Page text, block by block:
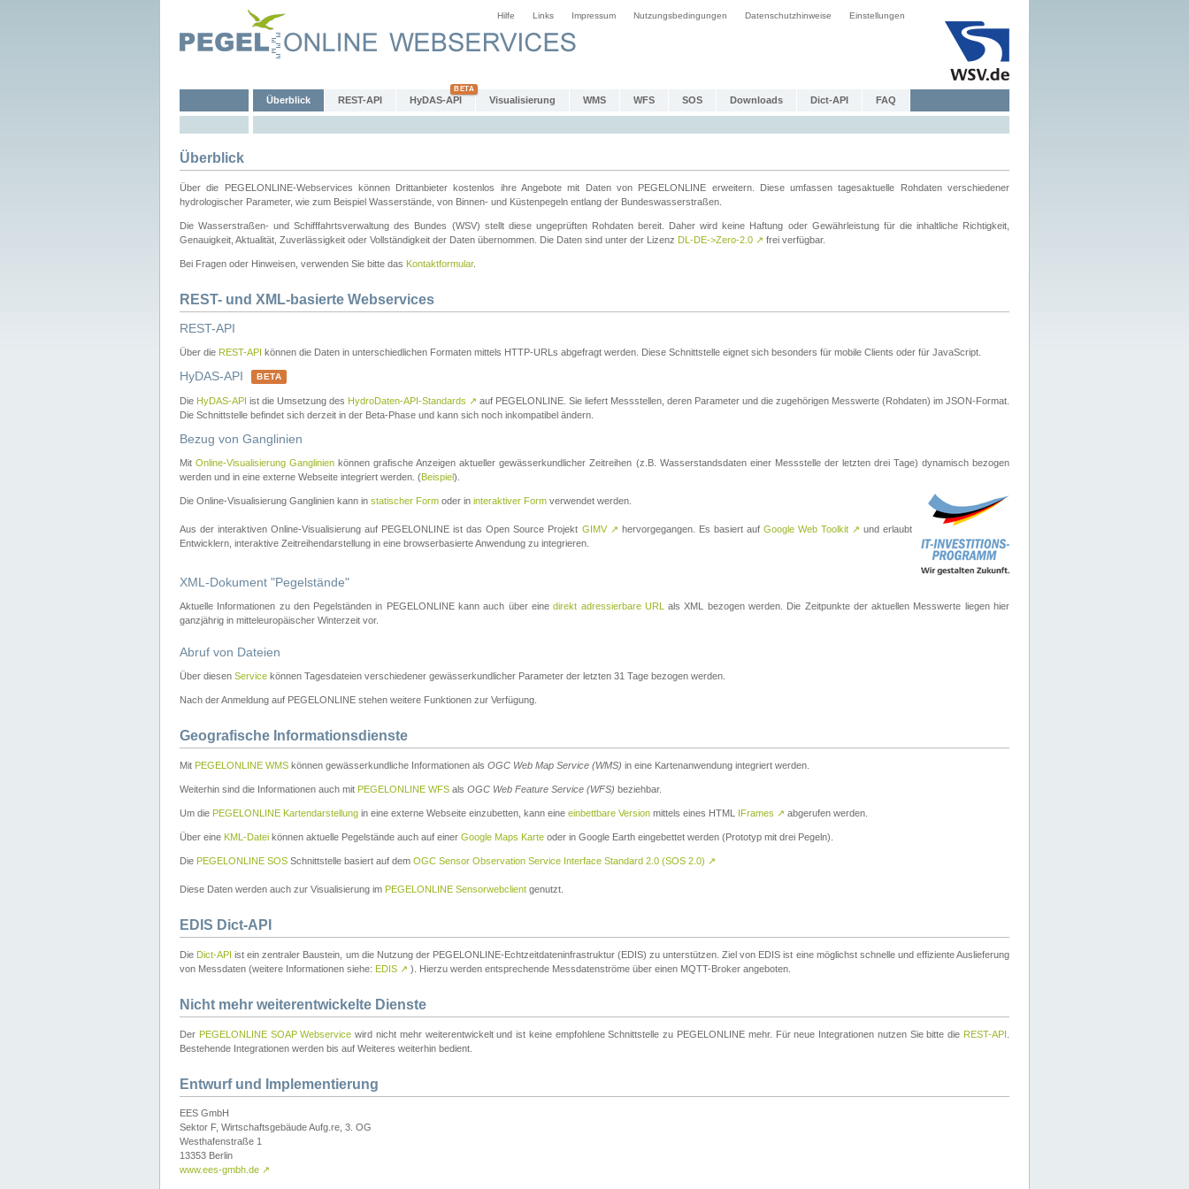
Hilfe Links Impressum Nutzungsbedingungen Datenschutzhinweise Einstellungen
Überblick REST-API HyDAS-API Visualisierung WMS WFS SOS Downloads Dict-API FAQ
Überblick
Über die PEGELONLINE-Webservices können Drittanbieter kostenlos ihre Angebote mit Daten von PEGELONLINE erweitern. Diese umfassen tagesaktuelle Rohdaten verschiedener
hydrologischer Parameter, wie zum Beispiel Wasserstände, von Binnen- und Küstenpegeln entlang der Bundeswasserstraßen.
Die Wasserstraßen- und Schifffahrtsverwaltung des Bundes (WSV) stellt diese ungeprüften Rohdaten bereit. Daher wird keine Haftung oder Gewährleistung für die inhaltliche Richtigkeit,
Genauigkeit, Aktualität, Zuverlässigkeit oder Vollständigkeit der Daten übernommen. Die Daten sind unter der Lizenz DL-DE->Zero-2.0 ↗ frei verfügbar.
Bei Fragen oder Hinweisen, verwenden Sie bitte das Kontaktformular.
REST- und XML-basierte Webservices
REST-API
Über die REST-API können die Daten in unterschiedlichen Formaten mittels HTTP-URLs abgefragt werden. Diese Schnittstelle eignet sich besonders für mobile Clients oder für JavaScript.
HyDAS-API BETA
Die HyDAS-API ist die Umsetzung des HydroDaten-API-Standards ↗ auf PEGELONLINE. Sie liefert Messstellen, deren Parameter und die zugehörigen Messwerte (Rohdaten) im JSON-Format.
Die Schnittstelle befindet sich derzeit in der Beta-Phase und kann sich noch inkompatibel ändern.
Bezug von Ganglinien
MitOnline-Visualisierung Ganglinien können grafische Anzeigen aktueller gewässerkundlicher Zeitreihen (z.B. Wasserstandsdaten einer Messstelle der letzten drei Tage) dynamisch bezogen
werden und in eine externe Webseite integriert werden. (Beispiel).
Die Online-Visualisierung Ganglinien kann in statischer Form oder in interaktiver Form verwendet werden.
Aus der interaktiven Online-Visualisierung auf PEGELONLINE ist das Open Source Projekt GIMV ↗ hervorgegangen. Es basiert auf Google Web Toolkit ↗ und erlaubt
Entwicklern, interaktive Zeitreihendarstellung in eine browserbasierte Anwendung zu integrieren.
XML-Dokument "Pegelstände"
Aktuelle Informationen zu den Pegelständen in PEGELONLINE kann auch über einedirekt adressierbare URL
als XML bezogen werden. Die Zeitpunkte der aktuellen Messwerte liegen hier
ganzjährig in mitteleuropäischer Winterzeit vor.
Abruf von Dateien
Über diesen Service können Tagesdateien verschiedener gewässerkundlicher Parameter der letzten 31 Tage bezogen werden.
Nach der Anmeldung auf PEGELONLINE stehen weitere Funktionen zur Verfügung.
Geografische Informationsdienste
Mit PEGELONLINE WMS können gewässerkundliche Informationen als OGC Web Map Service (WMS) in eine Kartenanwendung integriert werden.
Weiterhin sind die Informationen auch mit PEGELONLINE WFS als OGC Web Feature Service (WFS) beziehbar.
Um die PEGELONLINE Kartendarstellung in eine externe Webseite einzubetten, kann eine einbettbare Version mittels eines HTML IFrames ↗ abgerufen werden.
Über eine KML-Datei können aktuelle Pegelstände auch auf einer Google Maps Karte oder in Google Earth eingebettet werden (Prototyp mit drei Pegeln).
Die PEGELONLINE SOS Schnittstelle basiert auf dem OGC Sensor Observation Service Interface Standard 2.0 (SOS 2.0) ↗
Diese Daten werden auch zur Visualisierung im PEGELONLINE Sensorwebclient genutzt.
EDIS Dict-API
Die Dict-API ist ein zentraler Baustein, um die Nutzung der PEGELONLINE-Echtzeitdateninfrastruktur (EDIS) zu unterstützen. Ziel von EDIS ist eine möglichst schnelle und effiziente Auslieferung
von Messdaten (weitere Informationen siehe: EDIS ↗ ). Hierzu werden entsprechende Messdatenströme über einen MQTT-Broker angeboten.
Nicht mehr weiterentwickelte Dienste
Der PEGELONLINE SOAP Webservice wird nicht mehr weiterentwickelt und ist keine empfohlene Schnittstelle zu PEGELONLINE mehr. Für neue Integrationen nutzen Sie bitte die REST-API
Bestehende Integrationen werden bis auf Weiteres weiterhin bedient.
Entwurf und Implementierung
EES GmbH
Sektor F, Wirtschaftsgebäude Aufg.re, 3. OG
Westhafenstraße 1
13353 Berlin
www.ees-gmbh.de ↗